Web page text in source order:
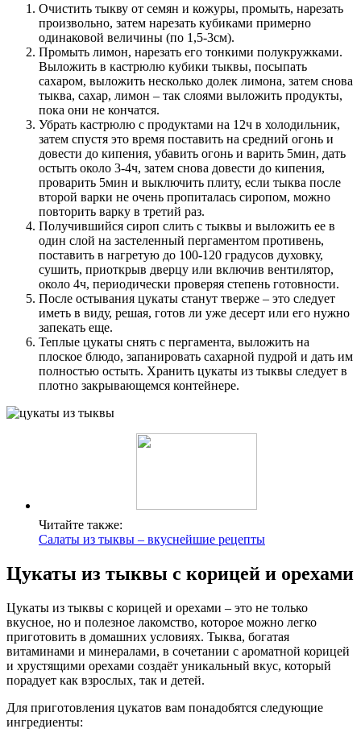
Очистить тыкву от семян и кожуры, промыть, нарезать
произвольно, затем нарезать кубиками примерно
одинаковой величины (по 1,5-3см).
Промыть лимон, нарезать его тонкими полукружками.
Выложить в кастрюлю кубики тыквы, посыпать
сахаром, выложить несколько долек лимона, затем снова
тыква, сахар, лимон – так слоями выложить продукты,
пока они не кончатся.
Убрать кастрюлю с продуктами на 12ч в холодильник,
затем спустя это время поставить на средний огонь и
довести до кипения, убавить огонь и варить 5мин, дать
остыть около 3-4ч, затем снова довести до кипения,
проварить 5мин и выключить плиту, если тыква после
второй варки не очень пропиталась сиропом, можно
повторить варку в третий раз.
Получившийся сироп слить с тыквы и выложить ее в
один слой на застеленный пергаментом противень,
поставить в нагретую до 100-120 градусов духовку,
сушить, приоткрыв дверцу или включив вентилятор,
около 4ч, периодически проверяя степень готовности.
После остывания цукаты станут тверже – это следует
иметь в виду, решая, готов ли уже десерт или его нужно
запекать еще.
Теплые цукаты снять с пергамента, выложить на
плоское блюдо, запанировать сахарной пудрой и дать им
полностью остыть. Хранить цукаты из тыквы следует в
плотно закрывающемся контейнере.
Читайте также:
Салаты из тыквы – вкуснейшие рецепты
Цукаты из тыквы с корицей и орехами
Цукаты из тыквы с корицей и орехами – это не только
вкусное, но и полезное лакомство, которое можно легко
приготовить в домашних условиях. Тыква, богатая
витаминами и минералами, в сочетании с ароматной корицей
и хрустящими орехами создаёт уникальный вкус, который
порадует как взрослых, так и детей.
Для приготовления цукатов вам понадобятся следующие
ингредиенты: